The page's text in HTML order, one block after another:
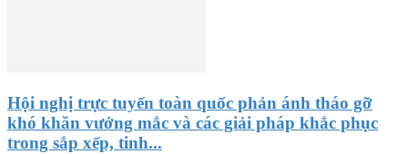
Hội nghị trực tuyến toàn quốc phản ánh tháo gỡ
khó khăn vướng mắc và các giải pháp khắc phục
trong sắp xếp, tinh...